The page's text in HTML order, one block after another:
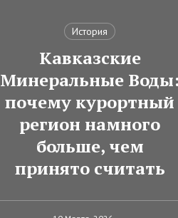
История
Кавказские
Минеральные Воды:
почему курортный
регион намного
больше, чем
принято считать